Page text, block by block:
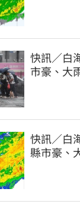
快訊／白
市豪、大
快訊／白
縣市豪、